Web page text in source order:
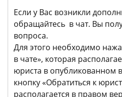
Если у Вас возникли
обращайтесь в чат. Вы
вопроса.
Для этого необходимо
в чате», которая
юриста в опубликованном
кнопку «Обратиться к
располагается в правом